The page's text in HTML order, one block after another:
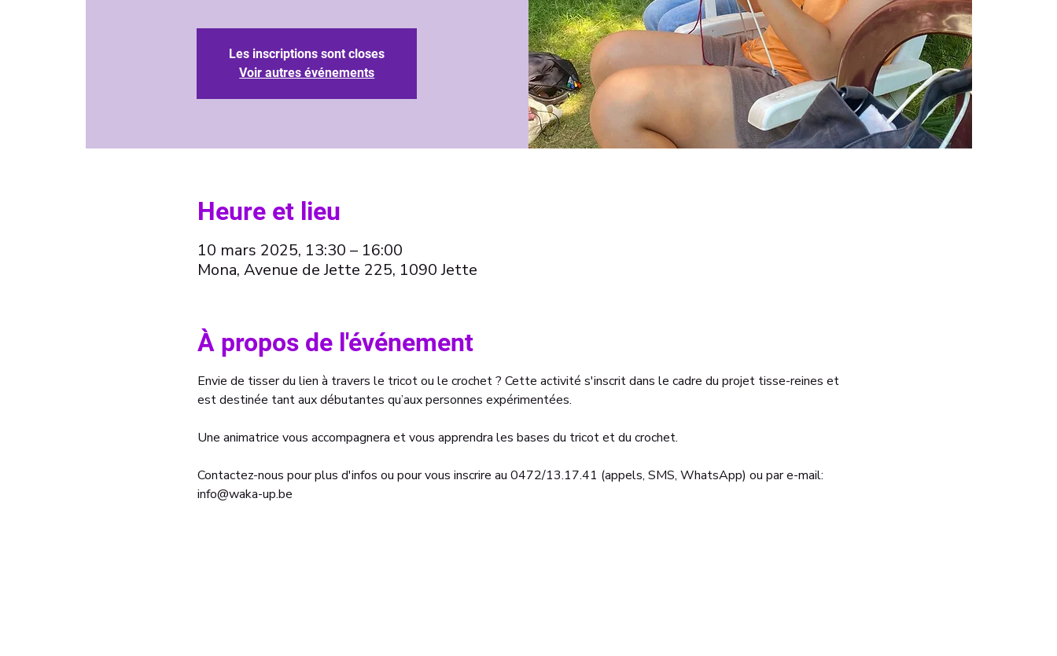
Les inscriptions sont closes
Voir autres événements
Heure et lieu
10 mars 2025, 13:30 – 16:00
Mona, Avenue de Jette 225, 1090 Jette
À propos de l'événement
Envie de tisser du lien à travers le tricot ou le crochet ? Cette activité s'inscrit dans le cadre du projet tisse-reines et
est destinée tant aux débutantes qu’aux personnes expérimentées.
Une animatrice vous accompagnera et vous apprendra les bases du tricot et du crochet.
Contactez-nous pour plus d'infos ou pour vous inscrire au 0472/13.17.41 (appels, SMS, WhatsApp) ou par e-mail:
info@waka-up.be